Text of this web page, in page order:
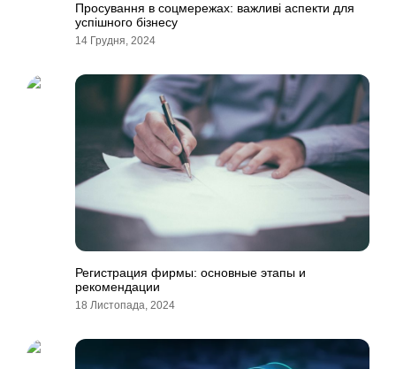
Просування в соцмережах: важливі аспекти для
успішного бізнесу
14 Грудня, 2024
Регистрация фирмы: основные этапы и
рекомендации
18 Листопада, 2024